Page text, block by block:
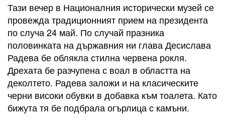
Тази вечер в Националния исторически музей се
провежда традиционният прием на президента
по случа 24 май. По случай празника
половинката на държавния ни глава Десислава
Радева бе облякла стилна червена рокля.
Дрехата бе разчупена с воал в областта на
деколтето. Радева заложи и на класическите
черни високи обувки в добавка към тоалета. Като
бижута тя бе подбрала огърлица с камъни.